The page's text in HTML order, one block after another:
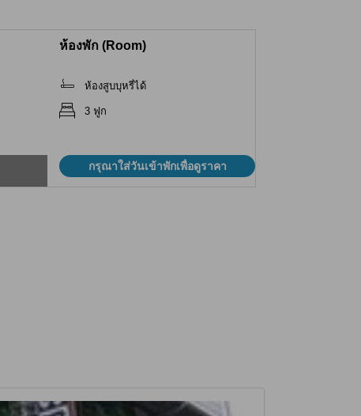
ห้องพัก (Room)
ห้องสูบบุหรี่ได้
3 ฟูก
กรุณาใส่วันเข้าพักเพื่อดูราคา